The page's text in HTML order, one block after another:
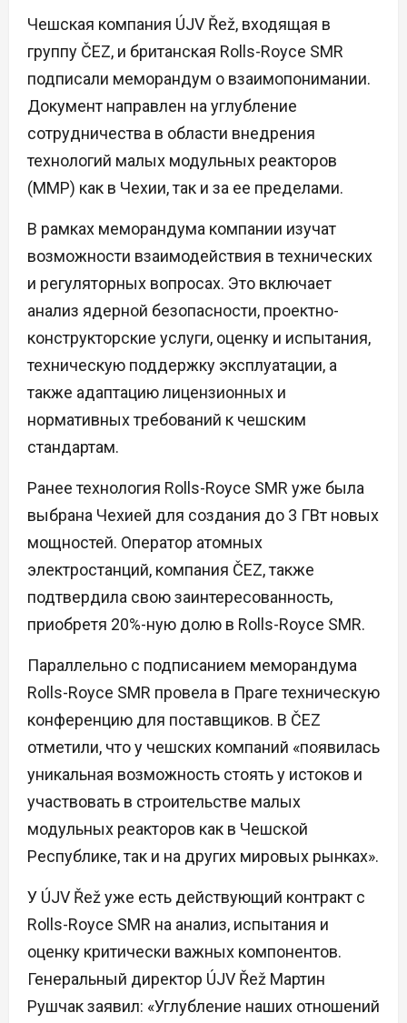
Чешская компания ÚJV Řež, входящая в
группу ČEZ, и британская Rolls-Royce SMR
подписали меморандум о взаимопонимании.
Документ направлен на углубление
сотрудничества в области внедрения
технологий малых модульных реакторов
(ММР) как в Чехии, так и за ее пределами.
В рамках меморандума компании изучат
возможности взаимодействия в технических
и регуляторных вопросах. Это включает
анализ ядерной безопасности, проектно-
конструкторские услуги, оценку и испытания,
техническую поддержку эксплуатации, а
также адаптацию лицензионных и
нормативных требований к чешским
стандартам.
Ранее технология Rolls-Royce SMR уже была
выбрана Чехией для создания до 3 ГВт новых
мощностей. Оператор атомных
электростанций, компания ČEZ, также
подтвердила свою заинтересованность,
приобретя 20%-ную долю в Rolls-Royce SMR.
Параллельно с подписанием меморандума
Rolls-Royce SMR провела в Праге техническую
конференцию для поставщиков. В ČEZ
отметили, что у чешских компаний «появилась
уникальная возможность стоять у истоков и
участвовать в строительстве малых
модульных реакторов как в Чешской
Республике, так и на других мировых рынках».
У ÚJV Řež уже есть действующий контракт с
Rolls-Royce SMR на анализ, испытания и
оценку критически важных компонентов.
Генеральный директор ÚJV Řež Мартин
Рушчак заявил: «Углубление наших отношений